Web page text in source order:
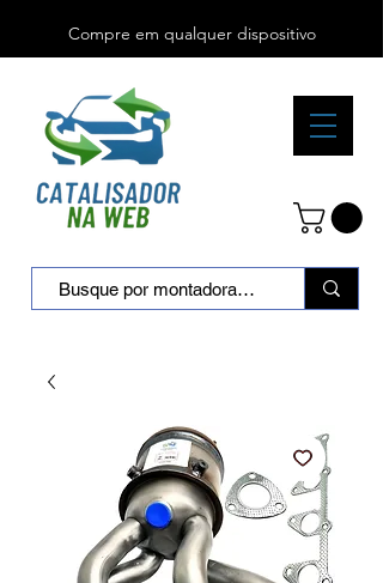
Compre em qualquer dispositivo